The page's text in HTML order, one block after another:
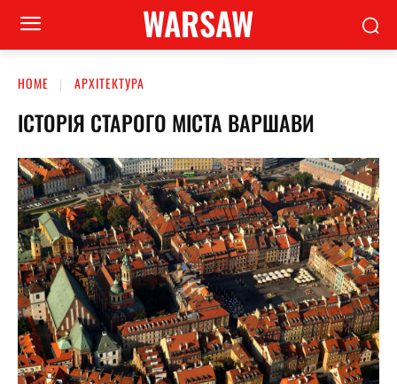
WARSAW
HOME АРХІТЕКТУРА
ІСТОРІЯ СТАРОГО МІСТА ВАРШАВИ